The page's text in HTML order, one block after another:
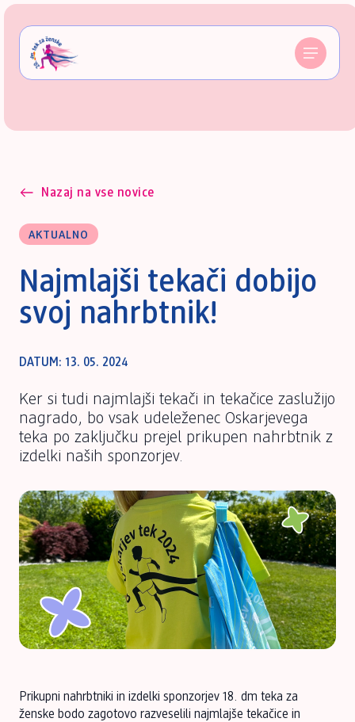
Nazaj na vse novice
AKTUALNO
Najmlajši tekači dobijo
svoj nahrbtnik!
DATUM: 13. 05. 2024
Ker si tudi najmlajši tekači in tekačice zaslužijo
nagrado, bo vsak udeleženec Oskarjevega
teka po zaključku prejel prikupen nahrbtnik z
izdelki naših sponzorjev.
Prikupni nahrbtniki in izdelki sponzorjev 18. dm teka za
ženske bodo zagotovo razveselili najmlajše tekačice in